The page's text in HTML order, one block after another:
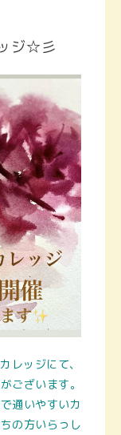
ジ☆彡
レッジにて、
ございます。
通いやすいカ
の方いらっし